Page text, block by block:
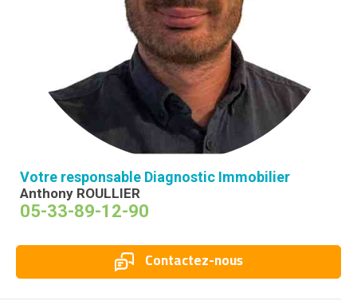
Votre responsable Diagnostic Immobilier
Anthony ROULLIER
05-33-89-12-90
Contactez-nous